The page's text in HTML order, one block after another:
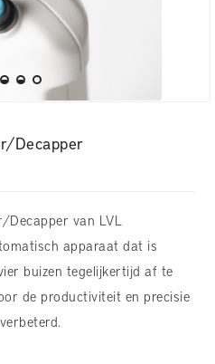
Decapper
Decapper van LVL
apparaat dat is
buizen tegelijkertijd af te
de productiviteit en precisie